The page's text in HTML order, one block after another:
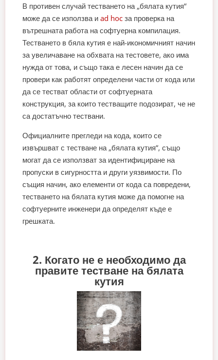
В противен случай тестването на „бялата кутия“
може да се използва иad hoc за проверка на
вътрешната работа на софтуерна компилация.
Тестването в бяла кутия е най-икономичният начин
за увеличаване на обхвата на тестовете, ако има
нужда от това, и също така е лесен начин да се
провери как работят определени части от кода или
да се тестват области от софтуерната
конструкция, за които тестващите подозират, че не
са достатъчно тествани.
Официалните прегледи на кода, които се
извършват с тестване на „бялата кутия“, също
могат да се използват за идентифициране на
пропуски в сигурността и други уязвимости. По
същия начин, ако елементи от кода са повредени,
тестването на бялата кутия може да помогне на
софтуерните инженери да определят къде е
грешката.
2. Когато не е необходимо да
правите тестване на бялата
кутия